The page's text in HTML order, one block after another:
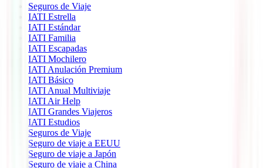
Seguros de Viaje
IATI Estrella
IATI Estándar
IATI Familia
IATI Escapadas
IATI Mochilero
IATI Anulación Premium
IATI Básico
IATI Anual Multiviaje
IATI Air Help
IATI Grandes Viajeros
IATI Estudios
Seguros de Viaje
Seguro de viaje a EEUU
Seguro de viaje a Japón
Seguro de viaje a China